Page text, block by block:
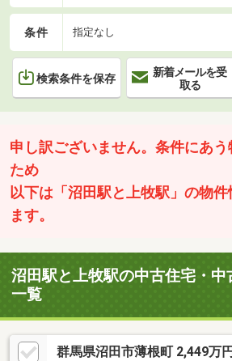
条件 指定なし
検索条件を保存
新着メールを受
取る
申し訳ございません。条件にあ
ため
以下は「沼田駅と上牧駅」の物
ます。
沼田駅と上牧駅の中古住宅・中
一覧
群馬県沼田市薄根町 2,449万